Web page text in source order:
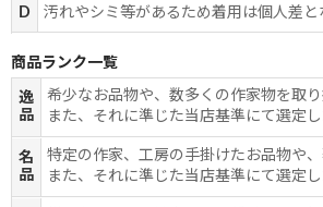
D 汚れやシミ等があるため着用は個人差
商品ランク一覧
逸
品
希少なお品物や、数多くの作家物を取
また、それに準じた当店基準にて選定
名
品
特定の作家、工房の手掛けたお品物や
また、それに準じた当店基準にて選定